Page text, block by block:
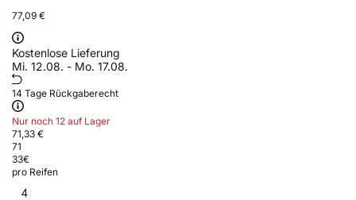
77,09 €
Kostenlose Lieferung
Mi. 12.08. - Mo. 17.08.
14 Tage Rückgaberecht
Nur noch 12 auf Lager
71,33 €
71
33€
pro Reifen
4